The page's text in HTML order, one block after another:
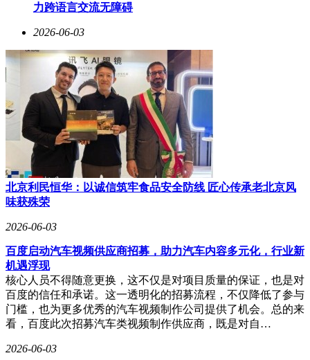
力跨语言交流无障碍
2026-06-03
北京利民恒华：以诚信筑牢食品安全防线 匠心传承老北京风
味获殊荣
2026-06-03
百度启动汽车视频供应商招募，助力汽车内容多元化，行业新
机遇浮现
核心人员不得随意更换，这不仅是对项目质量的保证，也是对
百度的信任和承诺。这一透明化的招募流程，不仅降低了参与
门槛，也为更多优秀的汽车视频制作公司提供了机会。总的来
看，百度此次招募汽车类视频制作供应商，既是对自…
2026-06-03